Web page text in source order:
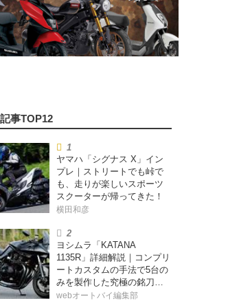
ヤマハ「シグナス X」イン
プレ｜ストリートでも峠で
も、走りが楽しいスポーツ
スクーターが帰ってきた！
横田和彦
ヨシムラ「KATANA
1135R」詳細解説｜コンプリ
ートカスタムの手法で5台の
みを製作した究極の銘刀
【ヨシムラ伝】
webオートバイ編集部